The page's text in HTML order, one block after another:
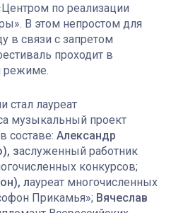
по реализации
В этом непростом для
в связи с запретом
проходит в
режиме.
стал лауреат
музыкальный проект
составе: Александр
заслуженный работник
конкурсов;
лауреат многочисленных
Прикамья»; Вячеслав